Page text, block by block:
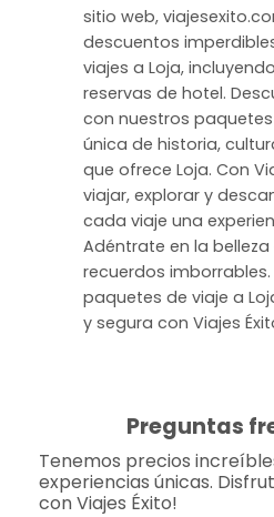
sitio web,
descuentos
viajes a Loja,
reservas de hotel.
con nuestros
única de historia,
que ofrece Loja. Con
viajar, explorar y
cada viaje una
Adéntrate en la belleza
recuerdos imborrables.
paquetes de viaje a
y segura con Viajes
Preguntas
Tenemos precios
experiencias únicas.
con Viajes Éxito!